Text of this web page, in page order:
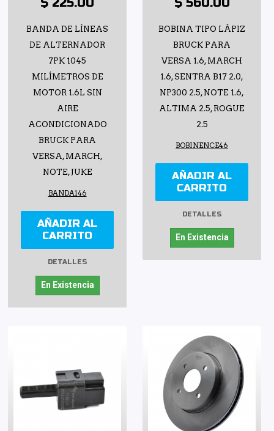
BANDA DE LÍNEAS
DE ALTERNADOR
7PK 1045
MILÍMETROS DE
MOTOR 1.6L SIN
AIRE
ACONDICIONADO
BRUCK PARA
VERSA, MARCH,
NOTE, JUKE
BANDA146
AÑADIR AL
CARRITO
DETALLES
En Existencia
BOBINA TIPO LÁPIZ
BRUCK PARA
VERSA 1.6, MARCH
1.6, SENTRA B17 2.0,
NP300 2.5, NOTE 1.6,
ALTIMA 2.5, ROGUE
2.5
BOBINENCE46
AÑADIR AL
CARRITO
DETALLES
En Existencia